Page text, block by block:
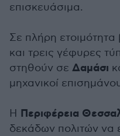
επισκευάσιμα.
Σε πλήρη ετοιμότητα
και τρεις γέφυρες
στηθούν σε Δαμάσι
μηχανικοί
Η Περιφέρεια
δεκάδων πολιτών να